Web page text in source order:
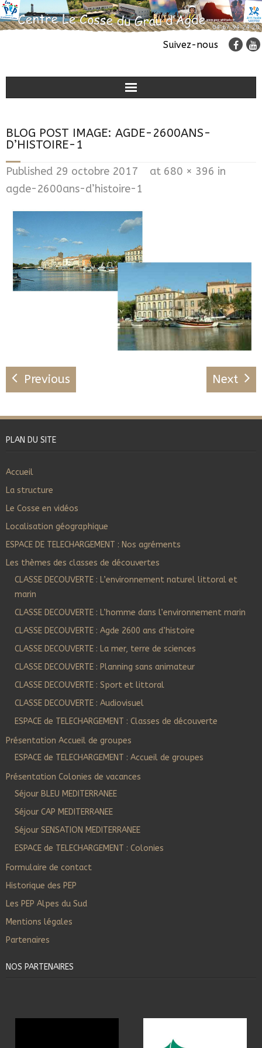
Suivez-nous
Colonies de vacances
Accueil de groupes
BLOG POST IMAGE: AGDE-2600ANS-
D’HISTOIRE-1
Published 29 octobre 2017 at 680 × 396 in
agde-2600ans-d’histoire-1
Previous Next
PLAN DU SITE
Accueil
La structure
Le Cosse en vidéos
Localisation géographique
ESPACE DE TELECHARGEMENT : Nos agréments
Les thèmes des classes de découvertes
CLASSE DECOUVERTE : L’environnement naturel littoral et
marin
CLASSE DECOUVERTE : L’homme dans l’environnement marin
CLASSE DECOUVERTE : Agde 2600 ans d’histoire
CLASSE DECOUVERTE : La mer, terre de sciences
CLASSE DECOUVERTE : Planning sans animateur
CLASSE DECOUVERTE : Sport et littoral
CLASSE DECOUVERTE : Audiovisuel
ESPACE de TELECHARGEMENT : Classes de découverte
Présentation Accueil de groupes
ESPACE de TELECHARGEMENT : Accueil de groupes
Présentation Colonies de vacances
Séjour BLEU MEDITERRANEE
Séjour CAP MEDITERRANEE
Séjour SENSATION MEDITERRANEE
ESPACE de TELECHARGEMENT : Colonies
Formulaire de contact
Historique des PEP
Les PEP Alpes du Sud
Mentions légales
Partenaires
NOS PARTENAIRES